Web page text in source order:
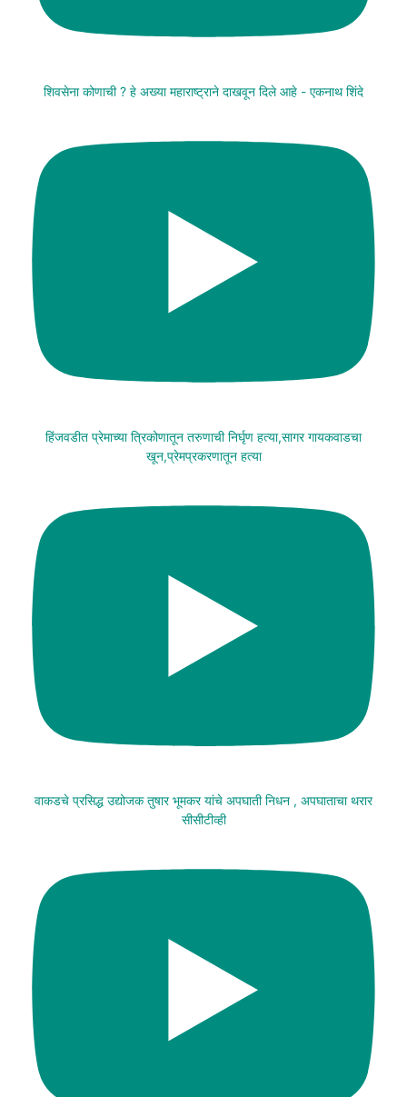
शिवसेना कोणाची ? हे अख्या महाराष्ट्राने दाखवून दिले आहे - एकनाथ शिंदे
हिंजवडीत प्रेमाच्या त्रिकोणातून तरुणाची निर्घृण हत्या,सागर गायकवाडचा
खून,प्रेमप्रकरणातून हत्या
वाकडचे प्रसिद्ध उद्योजक तुषार भूमकर यांचे अपघाती निधन , अपघाताचा थरार
सीसीटीव्ही